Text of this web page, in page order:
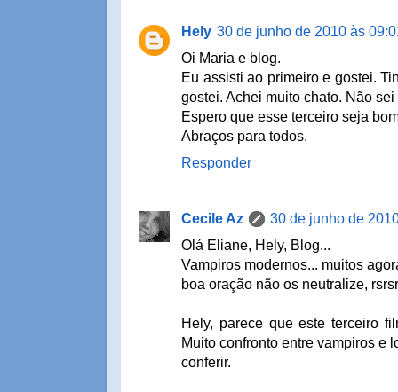
Hely 30 de junho de 2010 às
Oi Maria e blog.
Eu assisti ao primeiro e gostei.
gostei. Achei muito chato. Não
Espero que esse terceiro seja
Abraços para todos.
Responder
Cecile Az
30 de junho de
Olá Eliane, Hely, Blog...
Vampiros modernos... muitos
boa oração não os neutralize,
Hely, parece que este terceiro
Muito confronto entre vampiros e
conferir.